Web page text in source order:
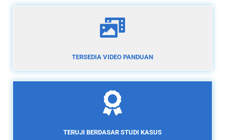
TERSEDIA VIDEO PANDUAN
TERUJI BERDASAR STUDI KASUS